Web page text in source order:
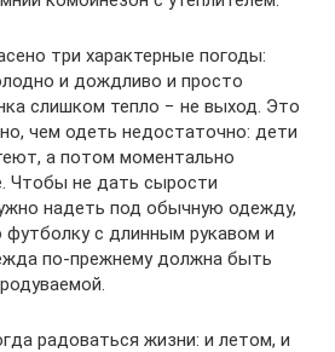
три характерные погоды:
и дождливо и просто
слишком тепло − не выход. Это
чем одеть недостаточно: дети
а потом моментально
Чтобы не дать сырости
надеть под обычную одежду,
с длинным рукавом и
по-прежнему должна быть
радоваться жизни: и летом, и